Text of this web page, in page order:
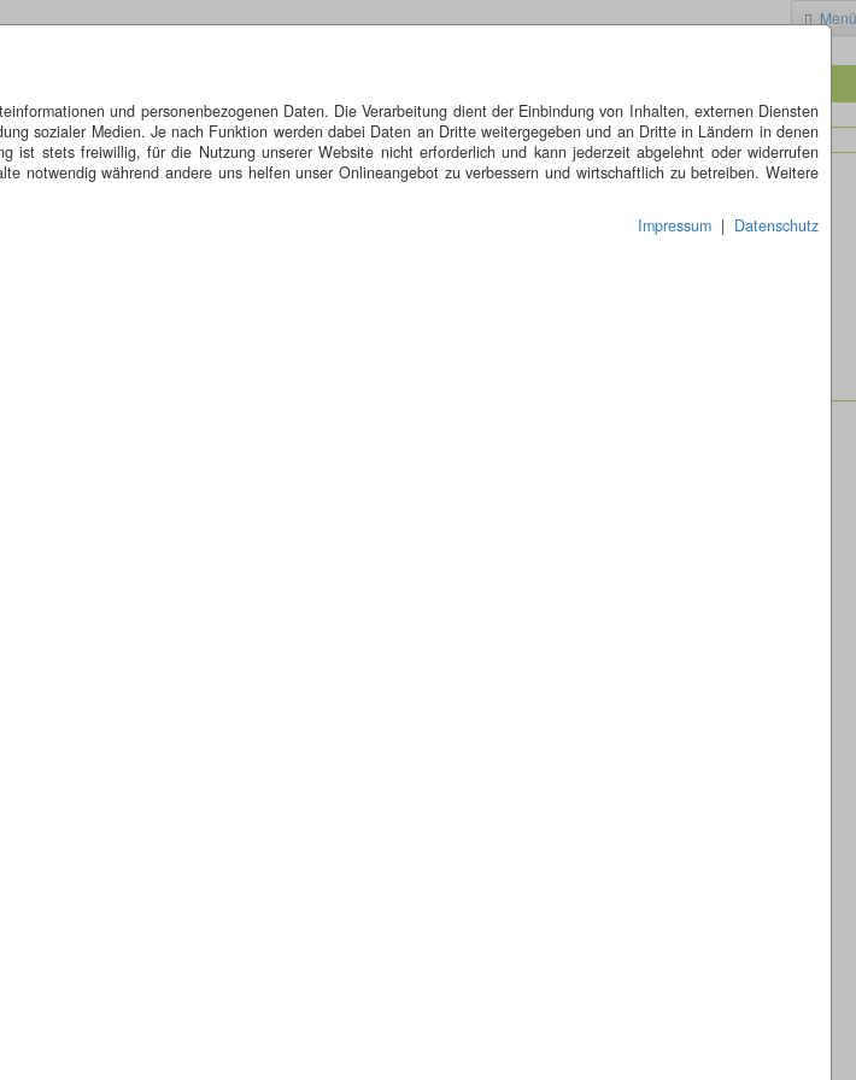
und personenbezogenen Daten. Die Verarbeitung dient der Einbindung von Inhalten, externen Diensten
sozialer Medien. Je nach Funktion werden dabei Daten an Dritte weitergegeben und an Dritte in Ländern in denen
ist stets freiwillig, für die Nutzung unserer Website nicht erforderlich und kann jederzeit abgelehnt oder widerrufen
notwendig während andere uns helfen unser Onlineangebot zu verbessern und wirtschaftlich zu betreiben. Weitere
Impressum | Datenschutz